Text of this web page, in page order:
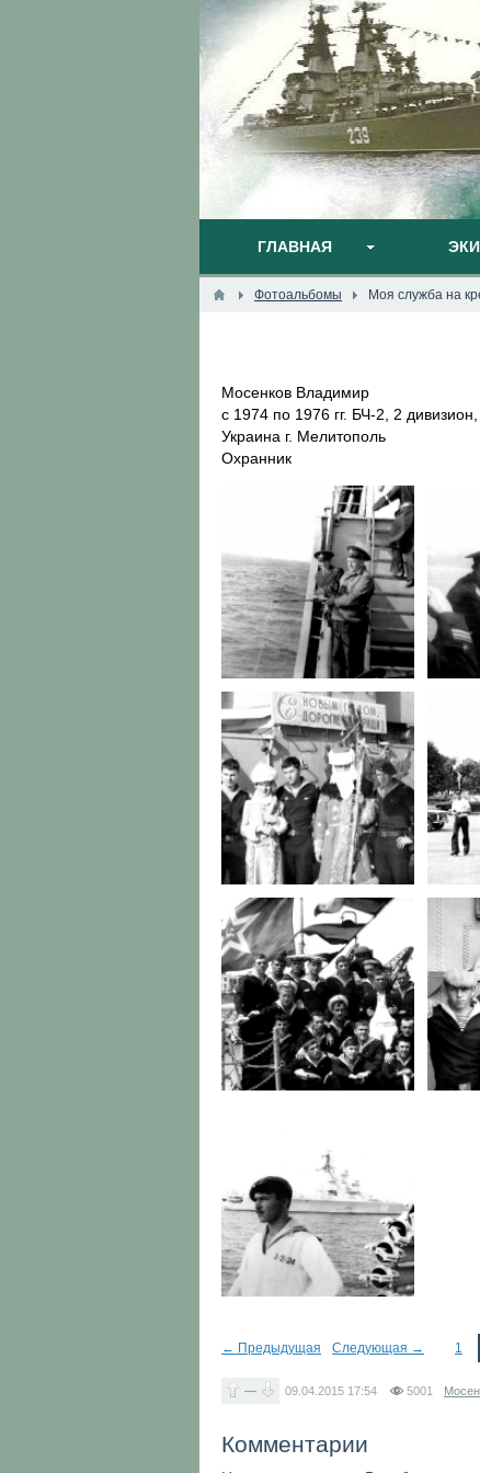
ГЛАВНАЯ
Фотоальбомы Моя служба на
Мосенков Владимир
с 1974 по 1976 гг. БЧ-2, 2
Украина г. Мелитополь
Охранник
← Предыдущая Следующая → 1
— 09.04.2015 17:54 5001
Комментарии